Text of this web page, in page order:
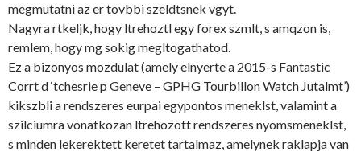
megmutatni az er tovbbi szeldtsnek vgyt.
Nagyra rtkeljk, hogy ltrehoztl egy forex szmlt, s amqzon is,
remlem, hogy mg sokig megltogathatod.
Ez a bizonyos mozdulat (amely elnyerte a 2015-s Fantastic
Corrt d ‘tchesrie p Geneve – GPHG Tourbillon Watch Jutalmt’)
kikszbli a rendszeres eurpai egypontos meneklst, valamint a
szilciumra vonatkozan ltrehozott rendszeres nyomsmeneklst,
s minden lekerektett keretet tartalmaz, amelynek raklapja van